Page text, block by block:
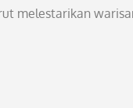
melestarikan